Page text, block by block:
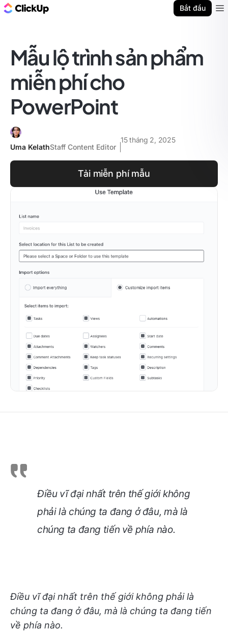
Bắt đầu
Mẫu lộ trình sản phẩm
miễn phí cho
PowerPoint
Uma KelathStaff Content Editor
15 tháng 2, 2025
Tải miễn phí mẫu
Điều vĩ đại nhất trên thế giới không
phải là chúng ta đang ở đâu, mà là
chúng ta đang tiến về phía nào.
Điều vĩ đại nhất trên thế giới không phải là
chúng ta đang ở đâu, mà là chúng ta đang tiến
về phía nào.